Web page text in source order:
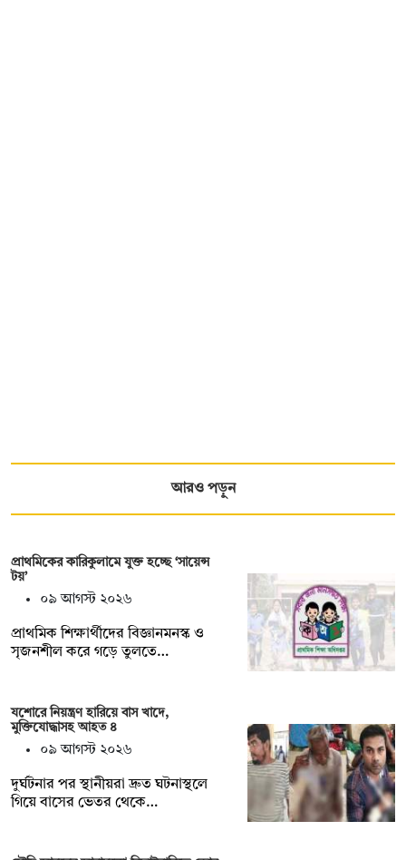
আরও পড়ুন
প্রাথমিকের কারিকুলামে যুক্ত হচ্ছে ‘সায়েন্স
টয়’
০৯ আগস্ট ২০২৬
প্রাথমিক শিক্ষার্থীদের বিজ্ঞানমনস্ক ও
সৃজনশীল করে গড়ে তুলতে…
যশোরে নিয়ন্ত্রণ হারিয়ে বাস খাদে,
মুক্তিযোদ্ধাসহ আহত ৪
০৯ আগস্ট ২০২৬
দুর্ঘটনার পর স্থানীয়রা দ্রুত ঘটনাস্থলে
গিয়ে বাসের ভেতর থেকে…